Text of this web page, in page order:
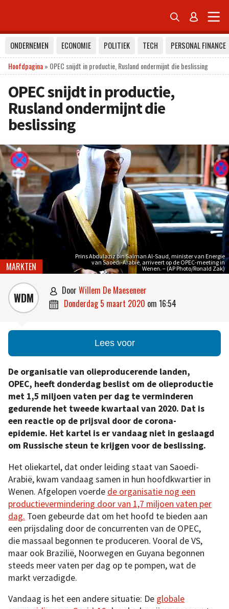
 
ONDERNEMEN ECONOMIE POLITIEK TECH
PERSONAL FINANCE
Hoofdpagina» OPEC snijdt in productie, Rusland ondermijnt die beslissing
OPEC snijdt in productie,
Rusland ondermijnt die
beslissing
Prins Abdulaziz bin Salman Al-Saud, minister van Energie
van Saoedi-Arabië, arriveert op de OPEC-meeting in
Wenen. – (AP Photo/Ronald Zak)
MARKTEN
WDM  door Willem De Maeseneer
 donderdag 5 maart 2020 om 16:54
Lees voor
De organisatie van olieproducerende landen,
OPEC, heeft donderdag beslist om de olieproductie
met 1,5 miljoen vaten per dag te verminderen
gedurende het tweede kwartaal van 2020. Dat is
een reactie op de prijsval door de corona-
epidemie. Het kartel is er vandaag niet in geslaagd
om Russische steun te krijgen voor de beslissing.
Het oliekartel, dat onder leiding staat van Saoedi-
Arabië, kwam vandaag samen in hun hoofdkwartier in
Wenen. Afgelopen voerde de organisatie nog een
productievermindering door van 1,7 miljoen vaten per
dag. Toen gebeurde dat om het hoofd te bieden aan
een prijsdaling door de concurrenten van de OPEC,
die massaal begonnen te produceren. Vooral de VS,
maar ook Brazilië, Noorwegen en Guyana begonnen
steeds meer vaten per dag op te pompen, wat de
markt verzadigde.
Vandaag is het een andere situatie: De globale